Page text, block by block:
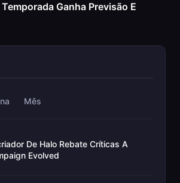
Ganha Previsão E
Mês
De Halo Rebate Críticas A
Evolved